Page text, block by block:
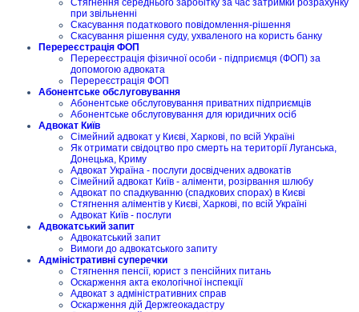
Стягнення середнього заробітку за час затримки розрахунку
при звільненні
Скасування податкового повідомлення-рішення
Скасування рішення суду, ухваленого на користь банку
Перереєстрація ФОП
Перереєстрація фізичної особи - підприємця (ФОП) за
допомогою адвоката
Перереєстрація ФОП
Абонентське обслуговування
Абонентське обслуговування приватних підприємців
Абонентське обслуговування для юридичних осіб
Адвокат Київ
Сімейний адвокат у Києві, Харкові, по всій Україні
Як отримати свідоцтво про смерть на території Луганська,
Донецька, Криму
Адвокат Україна - послуги досвідчених адвокатів
Сімейний адвокат Київ - аліменти, розірвання шлюбу
Адвокат по спадкуванню (спадкових спорах) в Києві
Стягнення аліментів у Києві, Харкові, по всій Україні
Адвокат Київ - послуги
Адвокатський запит
Адвокатський запит
Вимоги до адвокатського запиту
Адміністративні суперечки
Стягнення пенсії, юрист з пенсійних питань
Оскарження акта екологічної інспекції
Адвокат з адміністративних справ
Оскарження дій Держгеокадастру